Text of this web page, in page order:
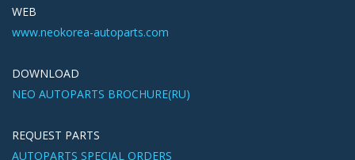
WEB
www.neokorea-autoparts.com
DOWNLOAD
NEO AUTOPARTS BROCHURE(RU)
REQUEST PARTS
AUTOPARTS SPECIAL ORDERS